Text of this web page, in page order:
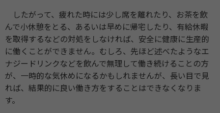
したがって、疲れた時には少し席を離れたり、お茶を飲
んで小休憩をとる、あるいは早めに帰宅したり、有給休暇
を取得するなどの対処をしなければ、安全に健康に生産的
に働くことができません。むしろ、先ほど述べたようなエ
ナジードリンクなどを飲んで無理して働き続けることの方
が、一時的な気休めになるかもしれませんが、長い目で見
れば、結果的に良い働き方をすることはできなくなりま
す。